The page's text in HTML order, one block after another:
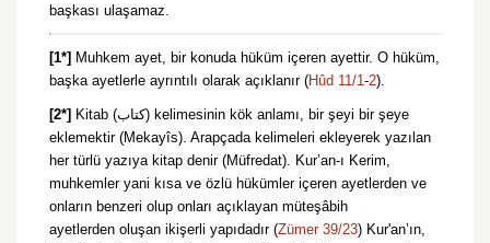
başkası ulaşamaz.
[1*] Muhkem ayet, bir konuda hüküm içeren ayettir. O hüküm,
başka ayetlerle ayrıntılı olarak açıklanır (Hûd 11/1-2).
[2*] Kitab (كتاب) kelimesinin kök anlamı, bir şeyi bir şeye
eklemektir (Mekayîs). Arapçada kelimeleri ekleyerek yazılan
her türlü yazıya kitap denir (Müfredat). Kur’an-ı Kerim,
muhkemler yani kısa ve özlü hükümler içeren ayetlerden ve
onların benzeri olup onları açıklayan müteşâbih
ayetlerden oluşan ikişerli yapıdadır (Zümer 39/23) Kur'an’ın,